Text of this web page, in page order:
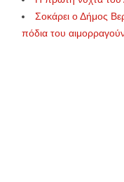
Σοκάρει ο Δήμος
πόδια του